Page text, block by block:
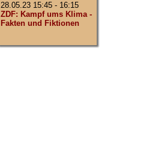
28.05.23 15:45 - 16:15
ZDF: Kampf ums Klima -
Fakten und Fiktionen